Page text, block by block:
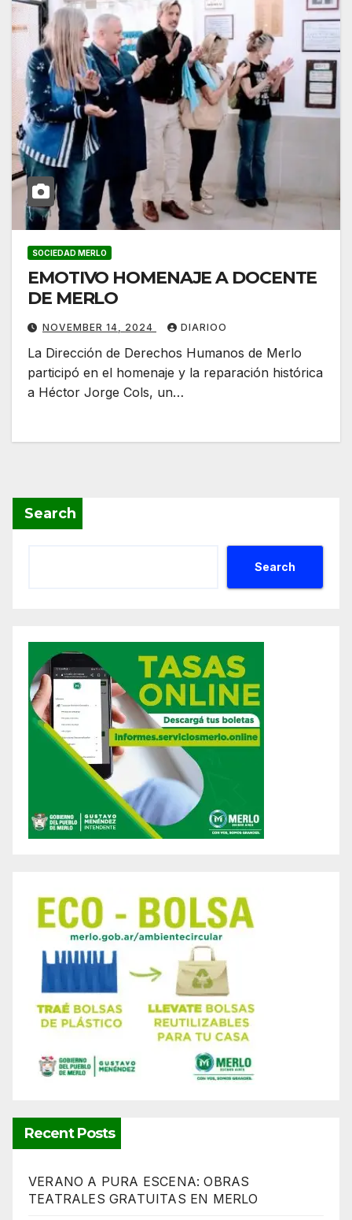
SOCIEDAD MERLO
EMOTIVO HOMENAJE A DOCENTE
DE MERLO
NOVEMBER 14, 2024 DIARIOO
La Dirección de Derechos Humanos de Merlo
participó en el homenaje y la reparación histórica
a Héctor Jorge Cols, un…
Search
Search
Recent Posts
VERANO A PURA ESCENA: OBRAS
TEATRALES GRATUITAS EN MERLO